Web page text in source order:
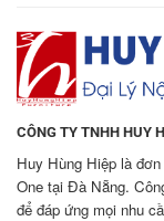
CÔNG TY TNHH HUY
Huy Hùng Hiệp là
One tại Đà Nẵng.
để đáp ứng mọi nhu